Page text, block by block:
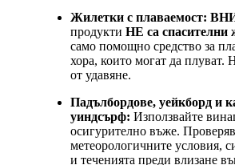
Жилетки с плаваемост:
продукти НЕ са спасителни
само помощно средство за
хора, които могат да плуват.
от удавяне.
Падълбордове, уейкборд и
уиндсърф: Използвайте
осигурително въже.
метеорологичните условия,
и теченията преди влизане